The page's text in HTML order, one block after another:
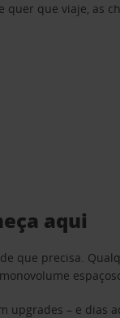
que viaje, as
aqui
que precisa.
upgrades – e dias